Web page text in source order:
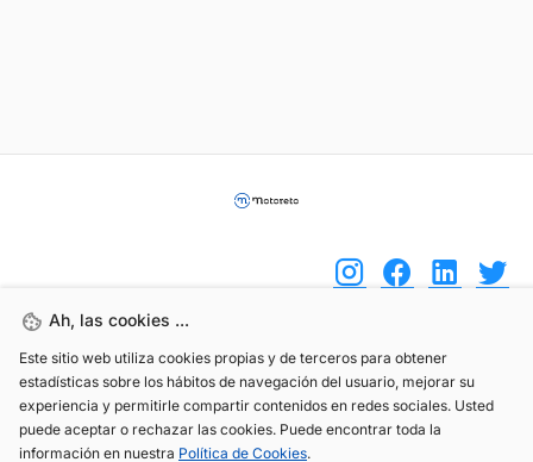
Ah, las cookies ...
Este sitio web utiliza cookies propias y de terceros para obtener
estadísticas sobre los hábitos de navegación del usuario, mejorar su
experiencia y permitirle compartir contenidos en redes sociales. Usted
puede aceptar o rechazar las cookies. Puede encontrar toda la
información en nuestra Política de Cookies.
(+34) 744 408 070
info@motoreto.com